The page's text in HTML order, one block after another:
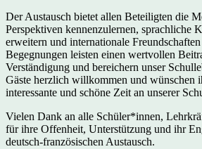
Der Austausch bietet allen Beteiligten die
Perspektiven kennenzulernen, sprachliche
erweitern und internationale
Begegnungen leisten einen wertvollen
Verständigung und bereichern unser
Gäste herzlich willkommen und wünschen
interessante und schöne Zeit an unserer
Vielen Dank an alle Schüler*innen,
für ihre Offenheit, Unterstützung und ihr
deutsch-französischen Austausch.